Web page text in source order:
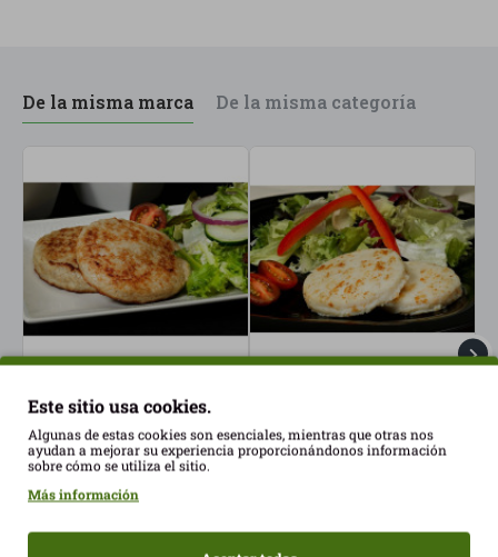
De la misma marca De la misma categoría
Hamburguesa de Atún
Salvaje congelado
2x80gr S/G Ready Fish
3,70€
Ready Fish
4,05€
Este sitio usa cookies.
Algunas de estas cookies son esenciales, mientras que otras nos
ayudan a mejorar su experiencia proporcionándonos información
sobre cómo se utiliza el sitio.
Más información